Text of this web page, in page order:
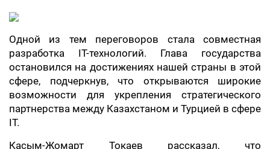
Одной из тем переговоров стала совместная
разработка IT-технологий. Глава государства
остановился на достижениях нашей страны в этой
сфере, подчеркнув, что открываются широкие
возможности для укрепления стратегического
партнерства между Казахстаном и Турцией в сфере
IT.
Касым-Жомарт Токаев рассказал, что